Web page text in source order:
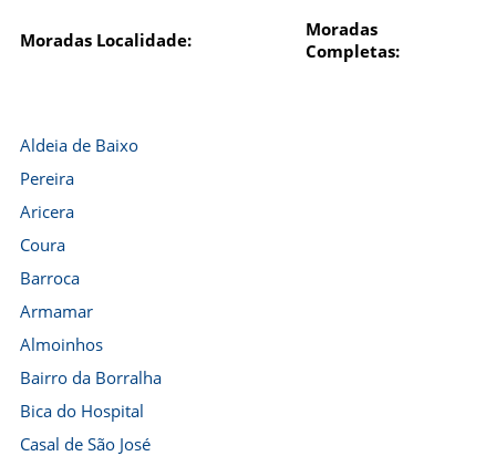
Moradas Localidade:
Moradas
Completas:
Aldeia de Baixo
Pereira
Aricera
Coura
Barroca
Armamar
Almoinhos
Bairro da Borralha
Bica do Hospital
Casal de São José